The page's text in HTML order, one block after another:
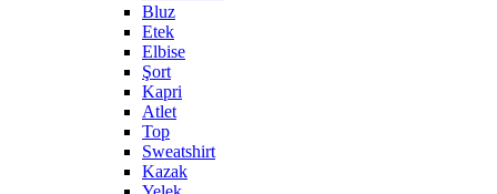
Bluz
Etek
Elbise
Şort
Kapri
Atlet
Top
Sweatshirt
Kazak